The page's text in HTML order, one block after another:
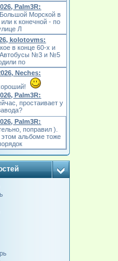
Palm3R:
Морской в
к конечной - по
Л
kolotovms:
в конце 60-х и
Автобусы №3 и №5
по
Neches:
Palm3R:
простаивает у
Palm3R:
поправил ).
этом альбоме тоже